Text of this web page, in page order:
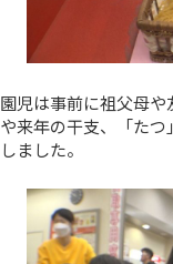
園児は事前に祖父母
や来年の干支、「た
しました。